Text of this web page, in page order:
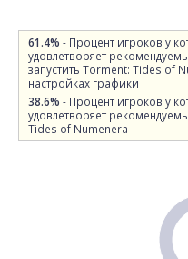
61.4% - Процент игроков у
удовлетворяет
запустить Torment: Tides of
настройках графики
38.6% - Процент игроков у
удовлетворяет
Tides of Numenera